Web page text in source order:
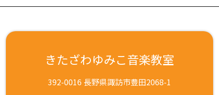
きたざわゆみこ音楽教室
392-0016 長野県諏訪市豊田2068-1